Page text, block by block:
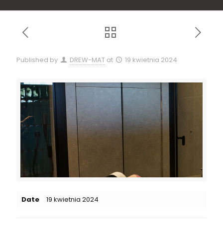
Published by DREW-MAT at 19 kwietnia 2024
Date 19 kwietnia 2024